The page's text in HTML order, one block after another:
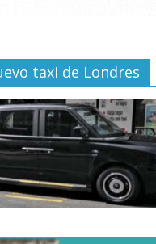
taxi de Londres